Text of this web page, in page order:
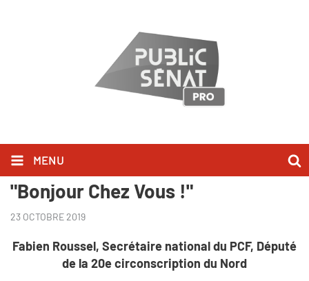
MENU
Fabien Roussel l'a dit dans
"Bonjour Chez Vous !"
23 OCTOBRE 2019
Fabien Roussel, Secrétaire national du PCF, Député
de la 20e circonscription du Nord